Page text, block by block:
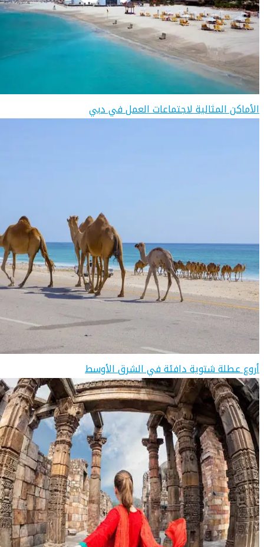
الأماكن المثالية لاجتماعات العمل في دبي
أروع عطلة شتوية دافئة في الشرق الأوسط